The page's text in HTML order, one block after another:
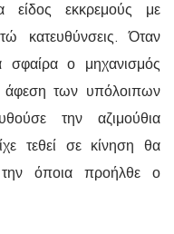
εκκρεμούς με
κατευθύνσεις. Όταν
σφαίρα ο μηχανισμός
άφεση των υπόλοιπων
την αζιμούθια
τεθεί σε κίνηση θα
όποια προήλθε ο